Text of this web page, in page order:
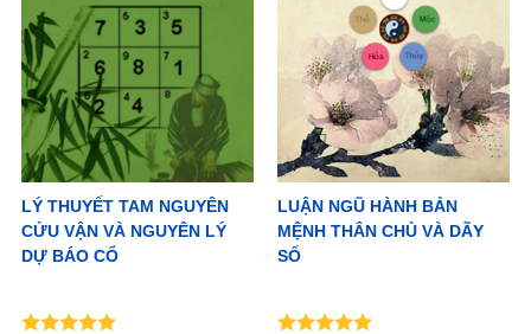
LÝ THUYẾT TAM NGUYÊN
CỬU VẬN VÀ NGUYÊN LÝ
DỰ BÁO CỔ
LUẬN NGŨ HÀNH BẢN
MỆNH THÂN CHỦ VÀ DÃY
SỐ